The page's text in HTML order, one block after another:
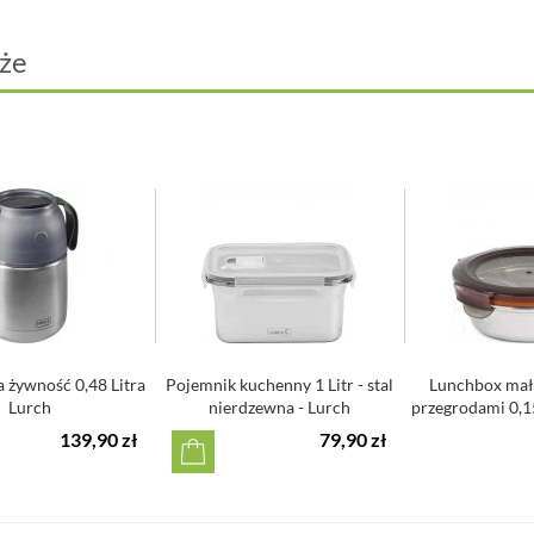
ale także Twój
długie
Abyś mógł
oferujemy Ci
Średnica:
Materiał:
żywność 0,48 Litra
Lurch
139,90 zł
Pojemnik kuchenny 1 Litr - stal
nierdzewna - Lurch
79,90 zł
Lunchbox
przegrodami